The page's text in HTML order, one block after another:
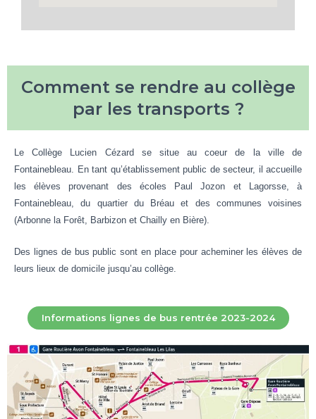
Comment se rendre au collège
par les transports ?
Le Collège Lucien Cézard se situe au coeur de la ville de
Fontainebleau. En tant qu’établissement public de secteur, il accueille
les élèves provenant des écoles Paul Jozon et Lagorsse, à
Fontainebleau, du quartier du Bréau et des communes voisines
(Arbonne la Forêt, Barbizon et Chailly en Bière).
Des lignes de bus public sont en place pour acheminer les élèves de
leurs lieux de domicile jusqu’au collège.
Informations lignes de bus rentrée 2023-2024